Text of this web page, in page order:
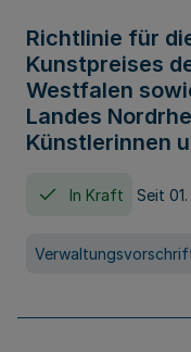
Richtlinie für
Kunstpreises
Westfalen
Landes
Künstlerinnen
In Kraft Seit